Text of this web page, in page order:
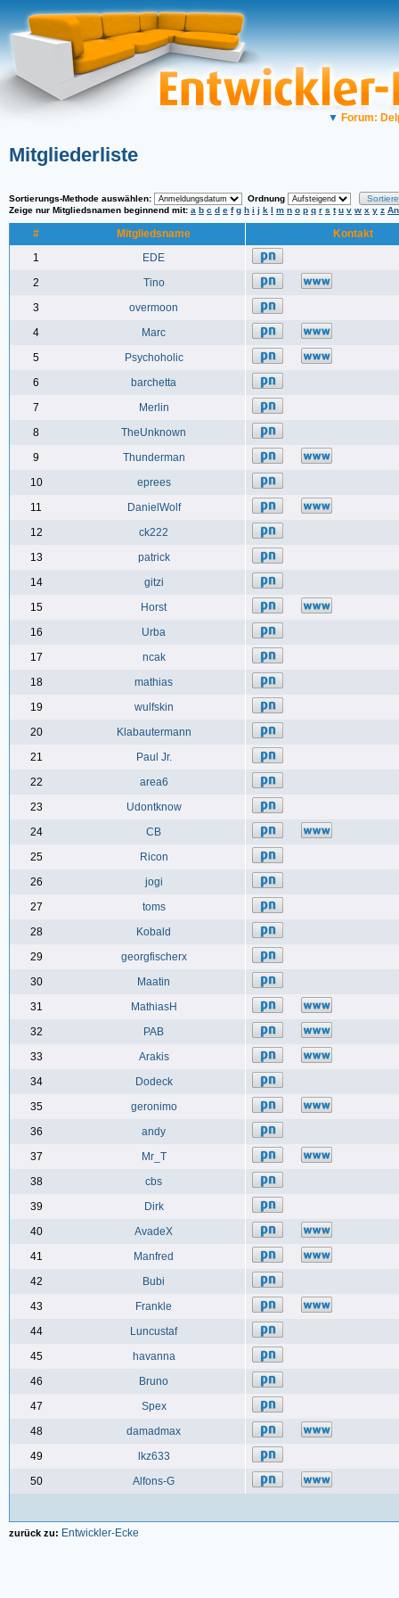
▼ Forum:
Mitgliederliste
Sortierungs-Methode auswählen:
Ordnung
Zeige nur Mitgliedsnamen beginnend mit: a b c d e f g h i j k l m n o p q r s t u v w x y z
# Mitgliedsname
Kontakt
1
EDE
2
Tino
3
overmoon
4
Marc
5
Psychoholic
6
barchetta
7
Merlin
8
TheUnknown
9
Thunderman
10
eprees
11
DanielWolf
12
ck222
13
patrick
14
gitzi
15
Horst
16
Urba
17
ncak
18
mathias
19
wulfskin
20
Klabautermann
21
Paul Jr.
22
area6
23
Udontknow
24
CB
25
Ricon
26
jogi
27
toms
28
Kobald
29
georgfischerx
30
Maatin
31
MathiasH
32
PAB
33
Arakis
34
Dodeck
35
geronimo
36
andy
37
Mr_T
38
cbs
39
Dirk
40
AvadeX
41
Manfred
42
Bubi
43
Frankle
44
Luncustaf
45
havanna
46
Bruno
47
Spex
48
damadmax
49
lkz633
50
Alfons-G
zurück zu: Entwickler-Ecke